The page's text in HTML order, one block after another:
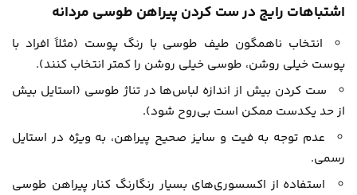
اشتباهات رایج در ست کردن پیراهن طوسی مردانه
انتخاب ناهمگون طیف طوسی با رنگ پوست (مثلاً افراد با
پوست خیلی روشن، طوسی خیلی روشن را کمتر انتخاب کنند).
ست کردن بیش از اندازه لباس‌ها در تناژ طوسی (استایل بیش
از حد یکدست ممکن است بی‌روح شود).
عدم توجه به فیت و سایز صحیح پیراهن، به ویژه در استایل
رسمی.
استفاده از اکسسوری‌های بسیار رنگارنگ کنار پیراهن طوسی